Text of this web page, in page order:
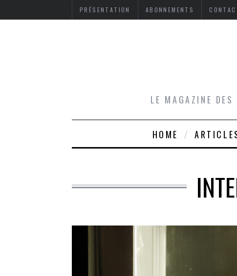
PRÉSENTATION ABONNEMENTS
LE MAGAZINE
HOME